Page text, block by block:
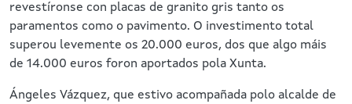
revestíronse con placas de granito gris tanto os
paramentos como o pavimento. O investimento total
superou levemente os 20.000 euros, dos que algo máis
de 14.000 euros foron aportados pola Xunta.
Ángeles Vázquez, que estivo acompañada polo alcalde de